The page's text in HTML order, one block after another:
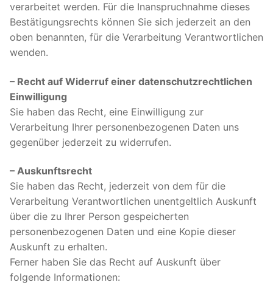
verarbeitet werden. Für die Inanspruchnahme dieses
Bestätigungsrechts können Sie sich jederzeit an den
oben benannten, für die Verarbeitung Verantwortlichen
wenden.
– Recht auf Widerruf einer datenschutzrechtlichen
Einwilligung
Sie haben das Recht, eine Einwilligung zur
Verarbeitung Ihrer personenbezogenen Daten uns
gegenüber jederzeit zu widerrufen.
– Auskunftsrecht
Sie haben das Recht, jederzeit von dem für die
Verarbeitung Verantwortlichen unentgeltlich Auskunft
über die zu Ihrer Person gespeicherten
personenbezogenen Daten und eine Kopie dieser
Auskunft zu erhalten.
Ferner haben Sie das Recht auf Auskunft über
folgende Informationen: